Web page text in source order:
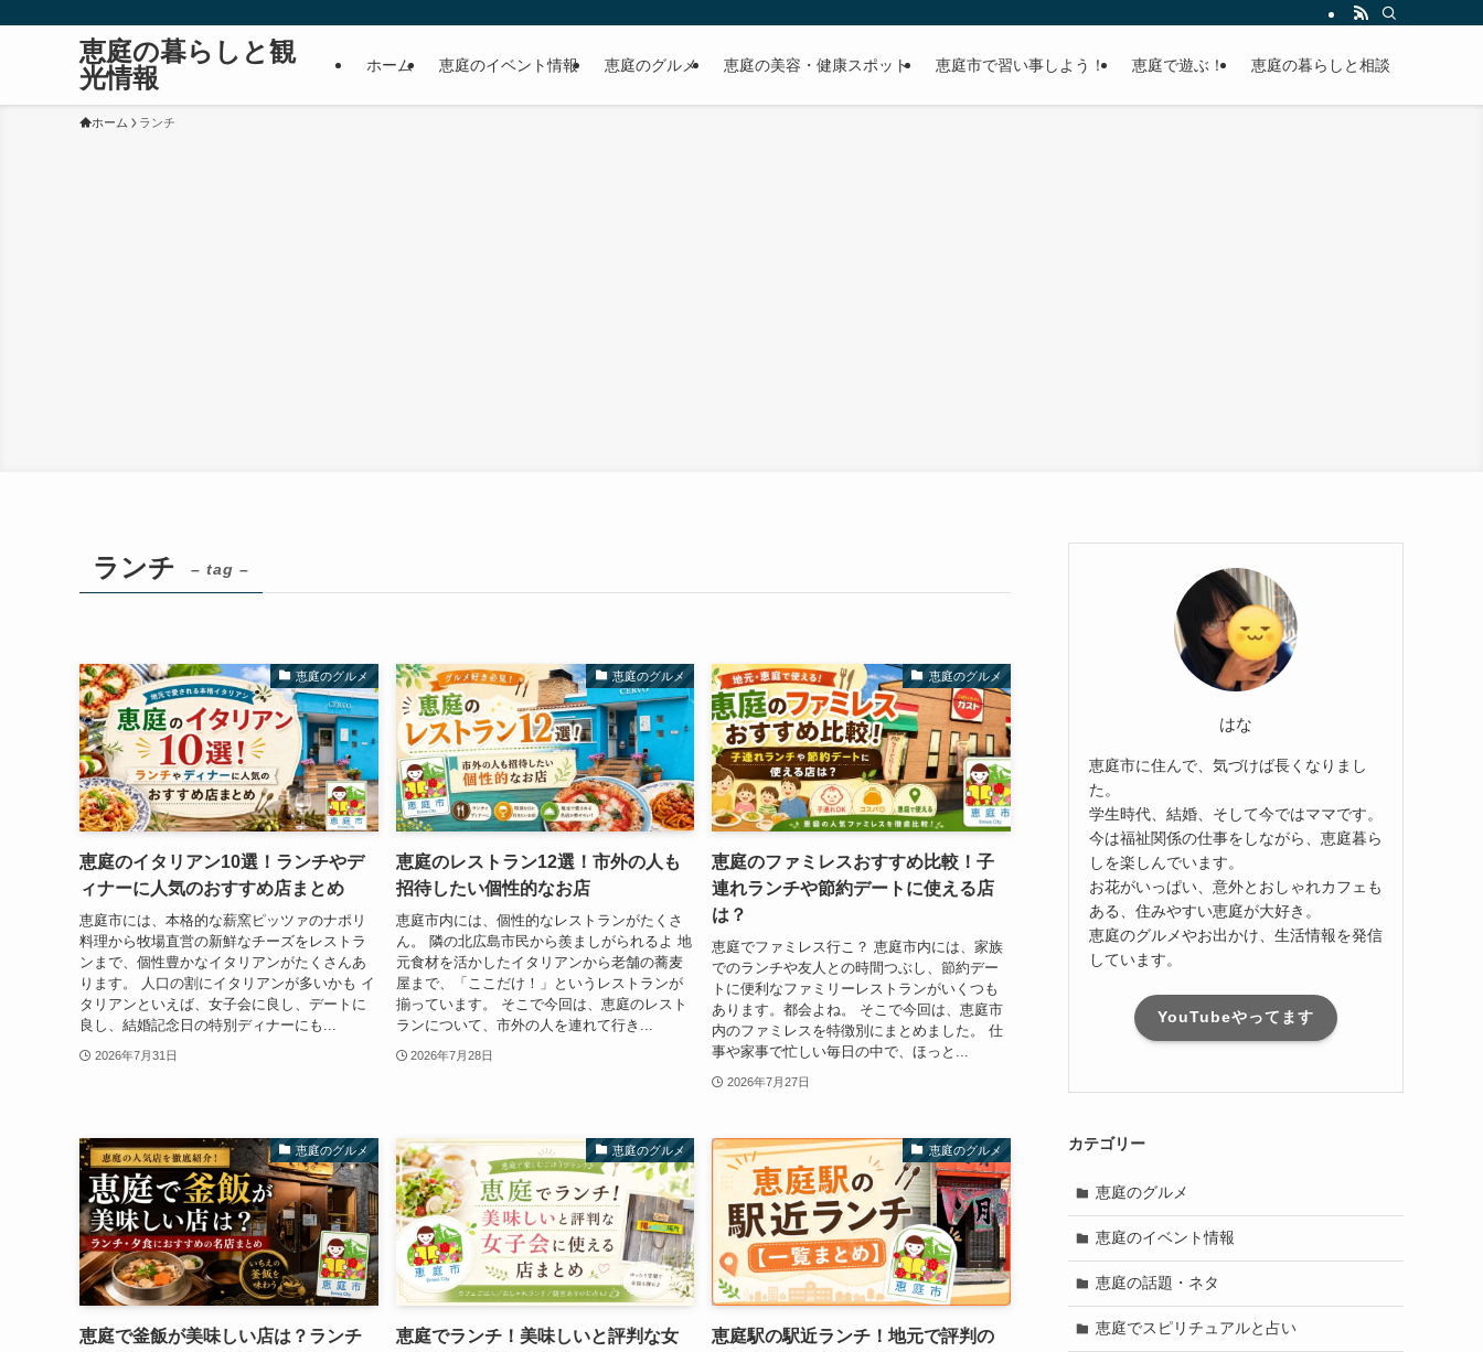
恵庭の暮らしと観
光情報
ホーム 恵庭のイベント情報 恵庭のグルメ 恵庭の美容・健康スポット 恵庭市で習い事しよう！ 恵庭で遊ぶ！ 恵庭の暮らしと相談
ホーム ランチ
ランチ – tag –
恵庭のグルメ
恵庭のイタリアン10選！ランチやデ
ィナーに人気のおすすめ店まとめ
恵庭市には、本格的な薪窯ピッツァのナポリ
料理から牧場直営の新鮮なチーズをレストラ
ンまで、個性豊かなイタリアンがたくさんあ
ります。 人口の割にイタリアンが多いかも イ
タリアンといえば、女子会に良し、デートに
良し、結婚記念日の特別ディナーにも...
2026年7月31日
恵庭のグルメ
恵庭のレストラン12選！市外の人も
招待したい個性的なお店
恵庭市内には、個性的なレストランがたくさ
ん。 隣の北広島市民から羨ましがられるよ 地
元食材を活かしたイタリアンから老舗の蕎麦
屋まで、「ここだけ！」というレストランが
揃っています。 そこで今回は、恵庭のレスト
ランについて、市外の人を連れて行き...
2026年7月28日
恵庭のグルメ
恵庭のファミレスおすすめ比較！子
連れランチや節約デートに使える店
は？
恵庭でファミレス行こ？ 恵庭市内には、家族
でのランチや友人との時間つぶし、節約デー
トに便利なファミリーレストランがいくつも
あります。都会よね。 そこで今回は、恵庭市
内のファミレスを特徴別にまとめました。 仕
事や家事で忙しい毎日の中で、ほっと...
2026年7月27日
恵庭のグルメ
恵庭で釜飯が美味しい店は？ランチ
恵庭のグルメ
恵庭でランチ！美味しいと評判な女
恵庭のグルメ
恵庭駅の駅近ランチ！地元で評判の
はな
恵庭市に住んで、気づけば長くなりまし
た。
学生時代、結婚、そして今ではママです。
今は福祉関係の仕事をしながら、恵庭暮ら
しを楽しんでいます。
お花がいっぱい、意外とおしゃれカフェも
ある、住みやすい恵庭が大好き。
恵庭のグルメやお出かけ、生活情報を発信
しています。
YouTubeやってます
カテゴリー
恵庭のグルメ
恵庭のイベント情報
恵庭の話題・ネタ
恵庭でスピリチュアルと占い